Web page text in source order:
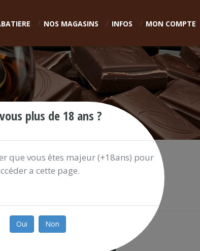
NOS MAGASINS INFOS MON COMPTE
70CL 15%
€
9371
plus de 18 ans ?
que vous êtes majeur (+18ans) pour
a cette page.
Oui Non